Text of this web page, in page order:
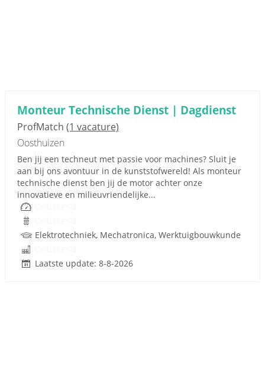
Monteur Technische Dienst | Dagdienst
ProfMatch (1 vacature)
Oosthuizen
Ben jij een techneut met passie voor machines? Sluit je
aan bij ons avontuur in de kunststofwereld! Als monteur
technische dienst ben jij de motor achter onze
innovatieve en milieuvriendelijke...
Elektrotechniek, Mechatronica, Werktuigbouwkunde
Laatste update: 8-8-2026